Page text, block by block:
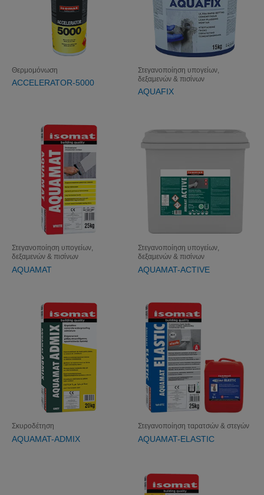
Θερμομόνωση
ACCELERATOR-5000
Στεγανοποίηση υπογείων,
δεξαμενών & πισίνων
AQUAFIX
Στεγανοποίηση υπογείων,
δεξαμενών & πισίνων
AQUAMAT
Στεγανοποίηση υπογείων,
δεξαμενών & πισίνων
AQUAMAT-ACTIVE
Σκυροδέτηση
AQUAMAT-ADMIX
Στεγανοποίηση ταρατσών & στεγών
AQUAMAT-ELASTIC